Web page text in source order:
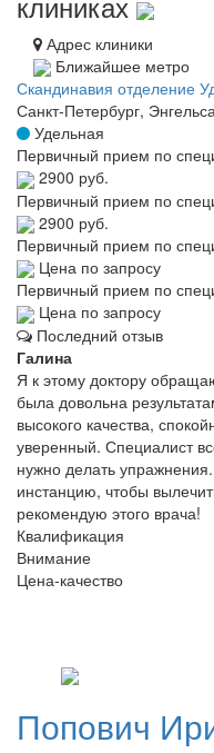
Адрес клиники
Ближайшее метро
Скандинавия отделение
Санкт-Петербург,
Удельная
Первичный прием по
2900 руб.
Первичный прием по
2900 руб.
Первичный прием по
Цена по запросу
Первичный прием по
Цена по запросу
Последний отзыв
Галина
Я к этому доктору
была довольна
высокого качества,
уверенный. Специалист
нужно делать
инстанцию, чтобы
рекомендую этого врача!
Квалификация
Внимание
Цена-качество
Попович